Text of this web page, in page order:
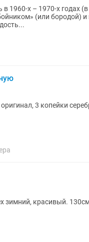
1960-х – 1970-х годах
(или бородой)
3 копейки
зимний, красивый.